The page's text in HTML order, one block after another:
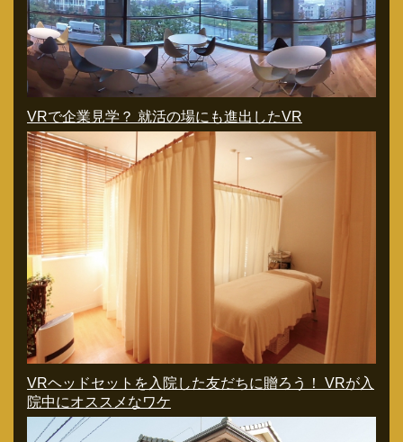
VRで企業見学？ 就活の場にも進出したVR
VRヘッドセットを入院した友だちに贈ろう！ VRが入
院中にオススメなワケ